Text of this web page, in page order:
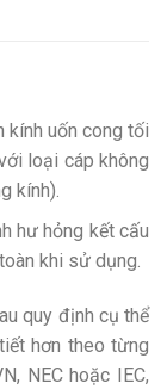
kính uốn cong tối
loại cáp không
kính).
hư hỏng kết cấu
khi sử dụng.
quy định cụ thể
hơn theo từng
NEC hoặc IEC,